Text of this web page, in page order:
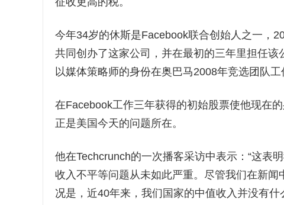
今年34岁的休斯是Facebook联合创始人之一，
共同创办了这家公司，并在最初的三年里担任
以媒体策略师的身份在奥巴马2008年竞选团队工
在Facebook工作三年获得的初始股票使他现在
正是美国今天的问题所在。
他在Techcrunch的一次播客采访中表示：“这表
收入不平等问题从未如此严重。尽管我们在新
况是，近40年来，我们国家的中值收入并没有